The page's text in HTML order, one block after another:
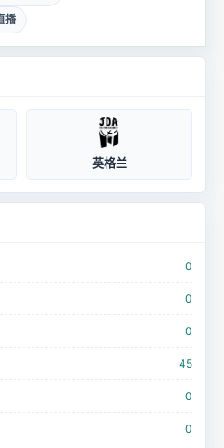
播
英格兰
0
0
0
45
0
0